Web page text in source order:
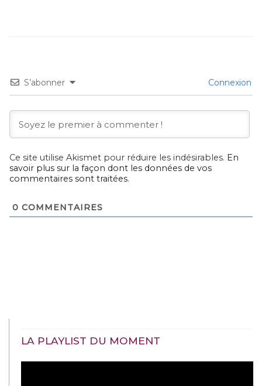
S’abonner Connexion
Ce site utilise Akismet pour réduire les indésirables. En
savoir plus sur la façon dont les données de vos
commentaires sont traitées.
0 COMMENTAIRES
LA PLAYLIST DU MOMENT